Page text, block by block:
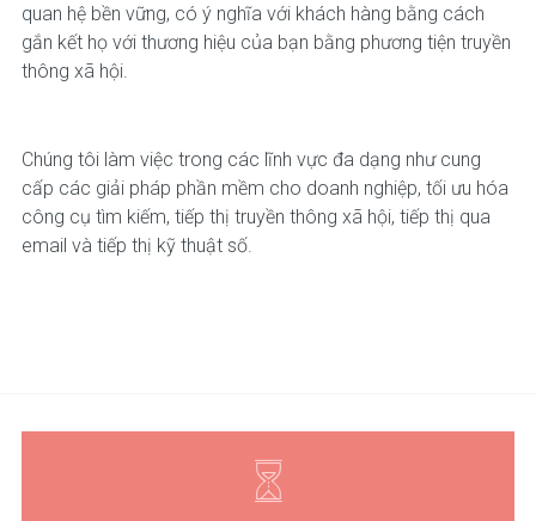
quan hệ bền vững, có ý nghĩa với khách hàng bằng cách
gắn kết họ với thương hiệu của bạn bằng phương tiện truyền
thông xã hội.
Chúng tôi làm việc trong các lĩnh vực đa dạng như cung
cấp các giải pháp phần mềm cho doanh nghiệp, tối ưu hóa
công cụ tìm kiếm, tiếp thị truyền thông xã hội, tiếp thị qua
email và tiếp thị kỹ thuật số.